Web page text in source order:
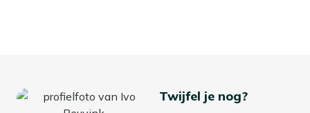
Twijfel je nog?